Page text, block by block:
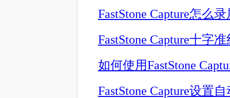
FastStone Capture怎么
FastStone Capture十字
如何使用FastStone
FastStone Capture设置